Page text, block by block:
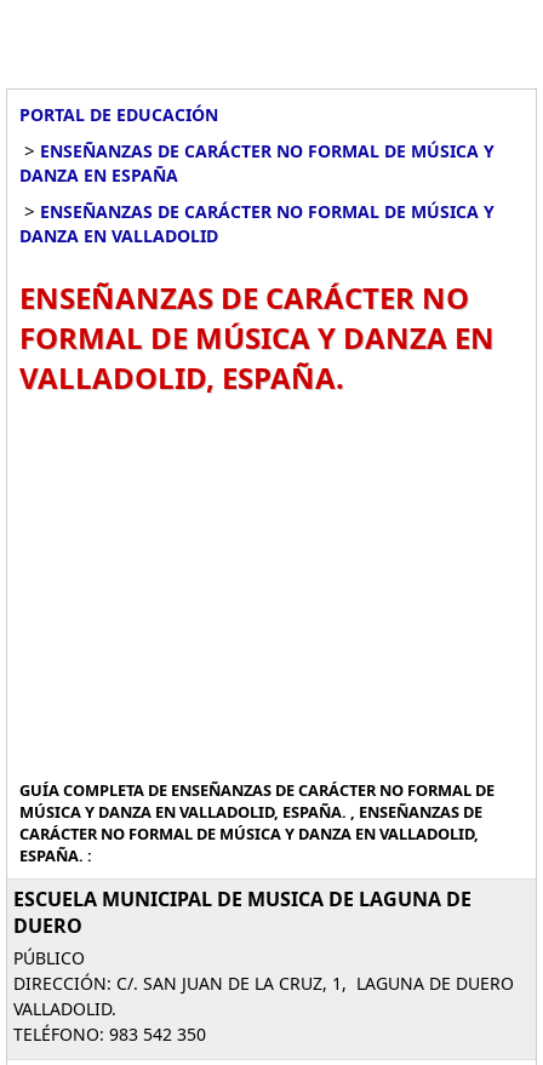
PORTAL DE EDUCACIÓN
> ENSEÑANZAS DE CARÁCTER NO FORMAL DE MÚSICA Y
DANZA EN ESPAÑA
> ENSEÑANZAS DE CARÁCTER NO FORMAL DE MÚSICA Y
DANZA EN VALLADOLID
ENSEÑANZAS DE CARÁCTER NO
FORMAL DE MÚSICA Y DANZA EN
VALLADOLID, ESPAÑA.
GUÍA COMPLETA DE ENSEÑANZAS DE CARÁCTER NO FORMAL DE
MÚSICA Y DANZA EN VALLADOLID, ESPAÑA. , ENSEÑANZAS DE
CARÁCTER NO FORMAL DE MÚSICA Y DANZA EN VALLADOLID,
ESPAÑA. :
ESCUELA MUNICIPAL DE MUSICA DE LAGUNA DE
DUERO
PÚBLICO
DIRECCIÓN: C/. SAN JUAN DE LA CRUZ, 1, LAGUNA DE DUERO
VALLADOLID.
TELÉFONO: 983 542 350